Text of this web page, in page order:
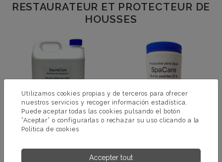
RESTAURATEUR ET PROTECTEUR DE
HOUSSES
ESENCE SAUNA
BROMOTAB
Utilizamos cookies propias y de terceros para ofrecer
nuestros servicios y recoger información estadística.
Puede aceptar todas las cookies pulsando el botón
“Aceptar” o configurarlas o rechazar su uso clicando a la
Política de cookies
Accepter tout